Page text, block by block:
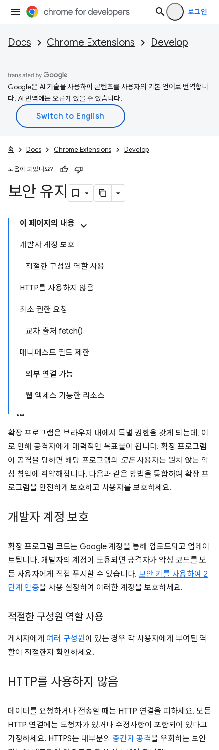
로그인
Docs Chrome Extensions Develop
Google은 AI 기술을 사용하여 콘텐츠를 사용자의 기본 언어로 번역합니
다. AI 번역에는 오류가 있을 수 있습니다.
홈 Docs Chrome Extensions Develop
도움이 되었나요?
보안 유지
이 페이지의 내용
개발자 계정 보호
적절한 구성원 역할 사용
HTTP를 사용하지 않음
최소 권한 요청
교차 출처 fetch()
매니페스트 필드 제한
외부 연결 가능
웹 액세스 가능한 리소스
확장 프로그램은 브라우저 내에서 특별 권한을 갖게 되는데, 이
로 인해 공격자에게 매력적인 목표물이 됩니다. 확장 프로그램
이 공격을 당하면 해당 프로그램의 모든사용자는 원치 않는 악
성 침입에 취약해집니다. 다음과 같은 방법을 통합하여 확장 프
로그램을 안전하게 보호하고 사용자를 보호하세요.
개발자 계정 보호
확장 프로그램 코드는 Google 계정을 통해 업로드되고 업데이
트됩니다. 개발자의 계정이 도용되면 공격자가 악성 코드를 모
든 사용자에게 직접 푸시할 수 있습니다. 보안 키를 사용하여 2
단계 인증을 사용 설정하여 이러한 계정을 보호하세요.
적절한 구성원 역할 사용
게시자에게 여러 구성원이 있는 경우 각 사용자에게 부여된 역
할이 적절한지 확인하세요.
HTTP를 사용하지 않음
데이터를 요청하거나 전송할 때는 HTTP 연결을 피하세요. 모든
HTTP 연결에는 도청자가 있거나 수정사항이 포함되어 있다고
가정하세요. HTTPS는 대부분의 중간자 공격을 우회하는 보안